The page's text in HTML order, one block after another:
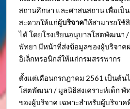
สถานศึกษา และศาสนสถาน เพื่อเป็
สะดวกให้แก่ผู้บริจาคให้สามารถใช้
ได้ โดยโรงเรียนอนุบาลโสตพัฒนา /
พัทยา มีหน้าที่ส่งข้อมูลของผู้บริจาค
อิเล็กทรอนิกส์ให้แก่กรมสรรพากร
ตั้งแต่เดือนกรกฎาคม 2561 เป็นต้น
โสตพัฒนา / มูลนิธิสงเคราะห์เด็ก พั
ของผู้บริจาค เฉพาะสำหรับผู้บริจาค